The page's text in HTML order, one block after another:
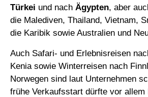
Türkei und nach Ägypten, aber
die Malediven, Thailand, Vietnam,
die Karibik sowie Australien und
Auch Safari- und Erlebnisreisen
Kenia sowie Winterreisen nach
Norwegen sind laut Unternehmen
frühe Verkaufsstart dürfte vor allem